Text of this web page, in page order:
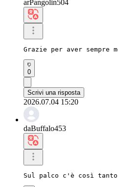
arPangolin504
Grazie per aver
0
Scrivi una risposta
2026.07.04 15:20
daBuffalo453
Sul palco c'è così tanto